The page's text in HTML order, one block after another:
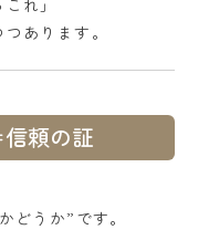
れ」
あります。
頼の証
どうか”です。